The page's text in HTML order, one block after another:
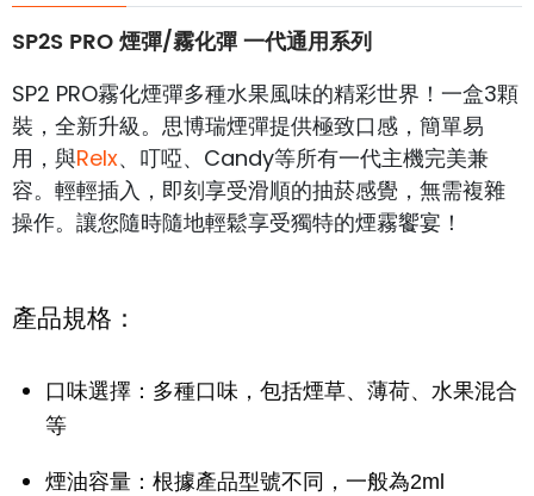
SP2S PRO 煙彈/霧化彈 一代通用系列
SP2 PRO霧化煙彈多種水果風味的精彩世界！一盒3顆
裝，全新升級。思博瑞煙彈提供極致口感，簡單易
用，與Relx、叮啞、Candy等所有一代主機完美兼
容。輕輕插入，即刻享受滑順的抽菸感覺，無需複雜
操作。讓您隨時隨地輕鬆享受獨特的煙霧饗宴！
產品規格：
口味選擇：多種口味，包括煙草、薄荷、水果混合
等
煙油容量：根據產品型號不同，一般為2ml